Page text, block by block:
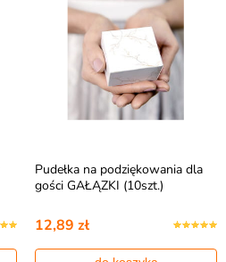
Pudełka na podziękowania dla
gości GAŁĄZKI (10szt.)
12,89 zł